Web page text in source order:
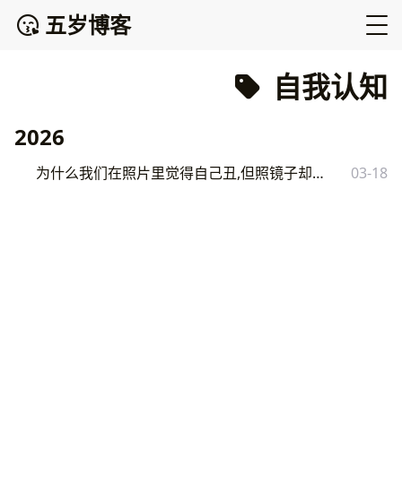
五岁博客
自我认知
2026
为什么我们在照片里觉得自己丑,但照镜子却觉得还行？ 03-18